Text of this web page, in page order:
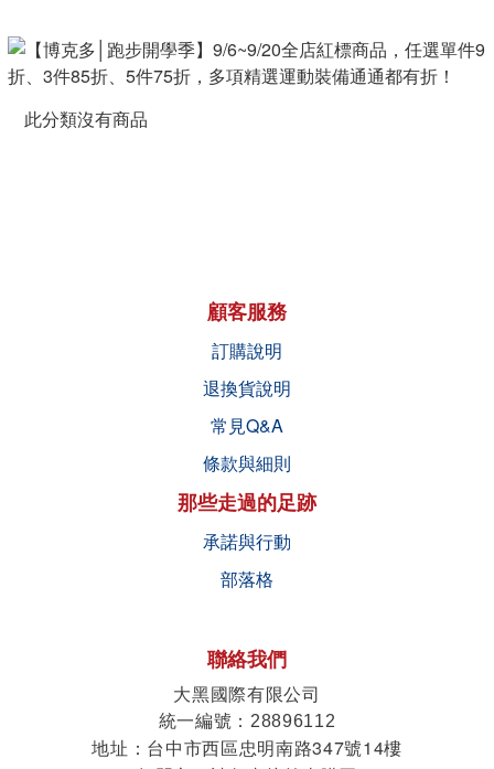
此分類沒有商品
顧客服務
訂購說明
退換貨說明
常見Q&A
條款與細則
那些走過的足跡
承諾與行動
部落格
聯絡我們
大黑國際有限公司
統一編號 ：28896112
地址 ： 台中市西區忠明南路347號14樓